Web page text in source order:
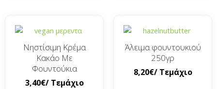
Νηστίσιμη Κρέμα
Κακάο Με
Φουντούκια
3,40€/ Τεμάχιο
Άλειμα φουντουκιού
250γρ
8,20€/ Τεμάχιο